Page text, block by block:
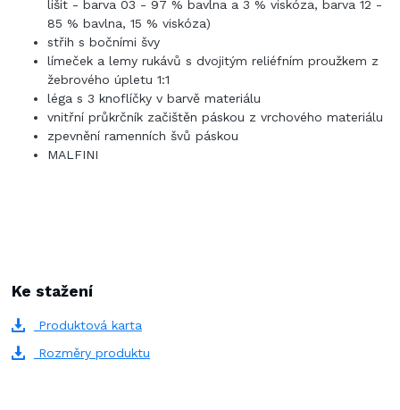
lišit - barva 03 - 97 % bavlna a 3 % viskóza, barva 12 -
85 % bavlna, 15 % viskóza)
střih s bočními švy
límeček a lemy rukávů s dvojitým reliéfním proužkem z
žebrového úpletu 1:1
léga s 3 knoflíčky v barvě materiálu
vnitřní průkrčník začištěn páskou z vrchového materiálu
zpevnění ramenních švů páskou
MALFINI
Ke stažení
Produktová karta
Rozměry produktu